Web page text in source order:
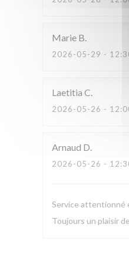
Marie B
2026-05-29 -
Laetitia C
2026-05-26 -
Arnaud D
2026-05-26 -
Service attentionné
Toujours un plaisir